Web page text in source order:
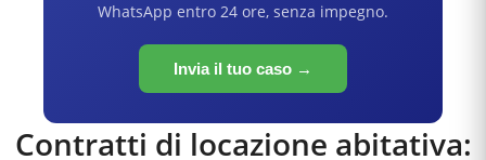
WhatsApp entro 24 ore, senza impegno.
Invia il tuo caso →
Contratti di locazione abitativa: